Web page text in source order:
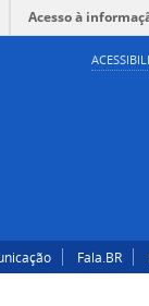
Acesso à
Fala.BR